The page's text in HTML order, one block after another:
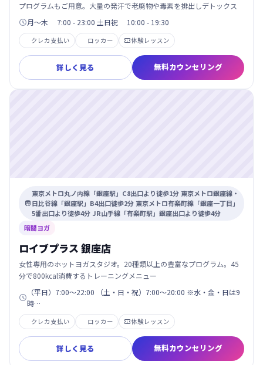
プログラムもご用意。大量の発汗で老廃物や毒素を排出しデトックス
月～木 7:00 - 23:00 土日祝 10:00 - 19:30
クレカ支払い ロッカー 体験レッスン
詳しく見る 無料カウンセリング

東京メトロ丸ノ内線「銀座駅」C8出口より徒歩1分 東京メトロ銀座線・
日比谷線「銀座駅」B4出口徒歩2分 東京メトロ有楽町線「銀座一丁目」
5番出口より徒歩4分 JR山手線「有楽町駅」銀座出口より徒歩4分
暗闇ヨガ
ロイブプラス 銀座店
女性専用のホットヨガスタジオ。20種類以上の豊富なプログラム。45
分で800kcal消費するトレーニングメニュー

（平日）7:00～22:00 （土・日・祝）7:00～20:00 ※水・金・日は9
時…
クレカ支払い ロッカー 体験レッスン
詳しく見る 無料カウンセリング